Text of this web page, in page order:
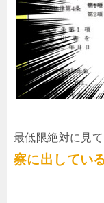
最低限絶対に見て
察に出してい